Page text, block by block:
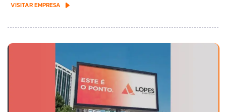
VISITAR EMPRESA